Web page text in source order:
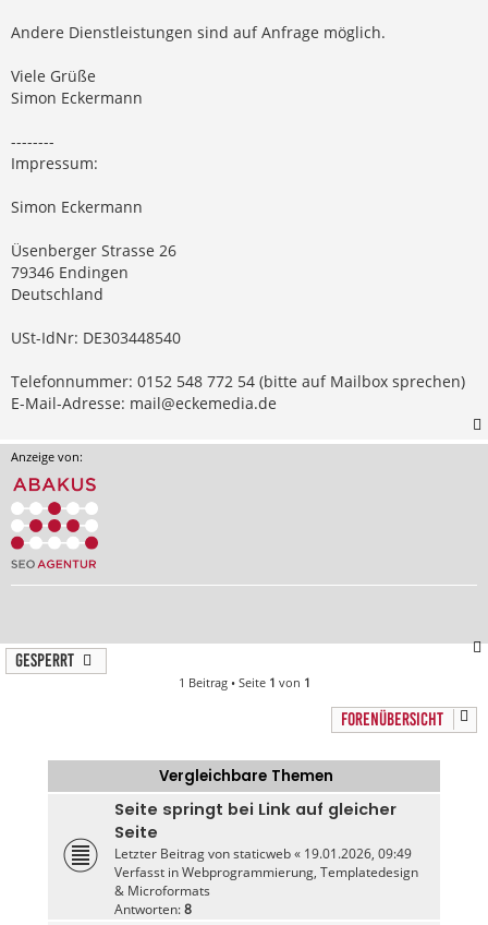
Andere Dienstleistungen sind auf Anfrage möglich.
Viele Grüße
Simon Eckermann
--------
Impressum:
Simon Eckermann
Üsenberger Strasse 26
79346 Endingen
Deutschland
USt-IdNr: DE303448540
Telefonnummer: 0152 548 772 54 (bitte auf Mailbox sprechen)
E-Mail-Adresse: mail@eckemedia.de
Anzeige von:
Gesperrt
1 Beitrag • Seite 1 von 1
FORENÜBERSICHT
Vergleichbare Themen
Seite springt bei Link auf gleicher
Seite
Letzter Beitrag vonstaticweb« 19.01.2026, 09:49
Verfasst inWebprogrammierung, Templatedesign
& Microformats
Antworten:8